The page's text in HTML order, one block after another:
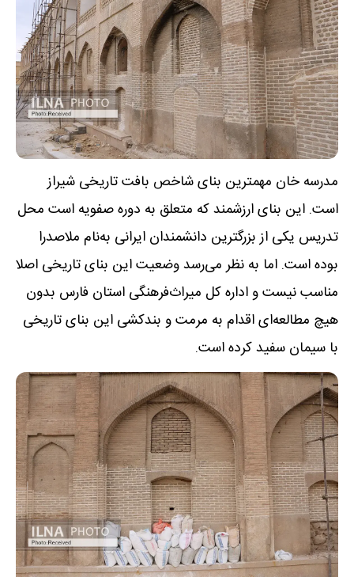
مدرسه خان مهمترین بنای شاخص بافت تاریخی شیراز
است. این بنای ارزشمند که متعلق به دوره صفویه است محل
تدریس یکی از بزرگترین دانشمندان ایرانی به‌نام ملاصدرا
بوده است. اما به نظر می‌رسد وضعیت این بنای تاریخی اصلا
مناسب نیست و اداره کل میراث‌فرهنگی استان فارس بدون
هیچ مطالعه‌ای اقدام به مرمت و بندکشی این بنای تاریخی
با سیمان سفید کرده است.